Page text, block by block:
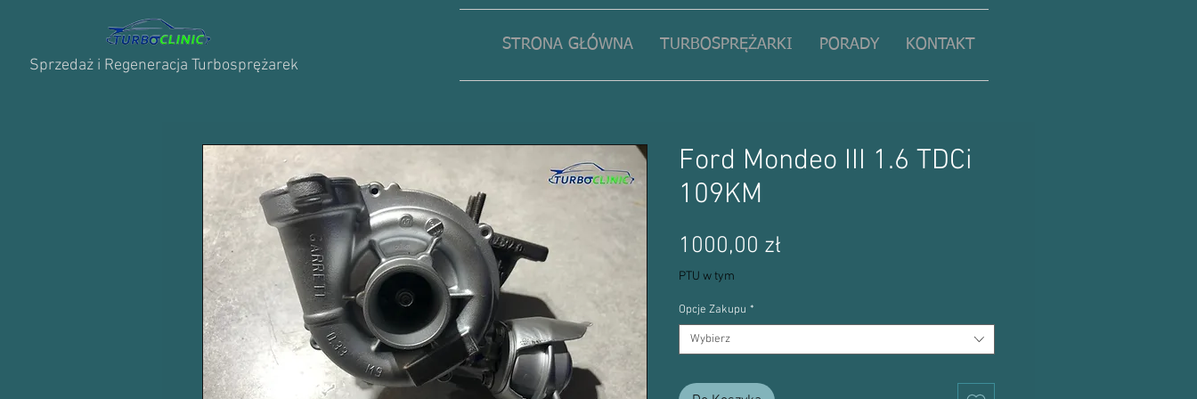
Sprzedaż i Regeneracja Turbosprężarek
STRONA GŁÓWNA TURBOSPRĘŻARKI PORADY KONTAKT
Ford Mondeo III 1.6 TDCi
109KM
1000,00 zł
PTU w tym
Opcje Zakupu *
Wybierz